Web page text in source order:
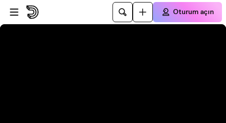
Oynatıcıya atla
Ana içeriğe atla
Oturum açın